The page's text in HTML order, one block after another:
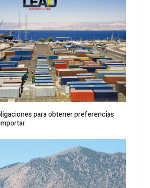
para obtener preferencias